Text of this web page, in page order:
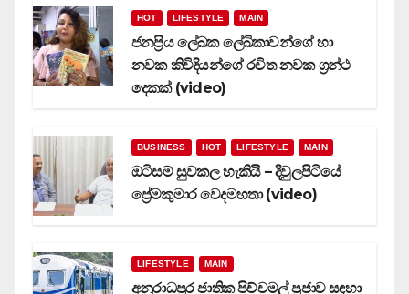
HOT LIFESTYLE MAIN
ජනප්‍රිය ලේඛක ලේඛිකාවන්ගේ හා
නවක කිවිදියන්ගේ රචිත නවක ග්‍රන්ථ
දෙකක් (video)
BUSINESS HOT LIFESTYLE MAIN
ඔටිසම් සුවකල හැකියි – දිවුලපිටියේ
ප්‍රේමකුමාර වෙදමහතා (video)
LIFESTYLE MAIN
අනුරාධපුර ජාතික පිච්චමල් පූජාව සඳහා